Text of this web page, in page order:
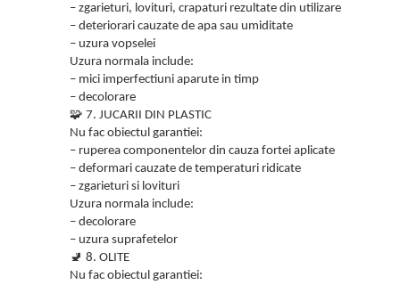
– zgarieturi, lovituri, crapaturi rezultate din utilizare
– deteriorari cauzate de apa sau umiditate
– uzura vopselei
Uzura normala include:
– mici imperfectiuni aparute in timp
– decolorare
🧩 7. JUCARII DIN PLASTIC
Nu fac obiectul garantiei:
– ruperea componentelor din cauza fortei aplicate
– deformari cauzate de temperaturi ridicate
– zgarieturi si lovituri
Uzura normala include:
– decolorare
– uzura suprafetelor
🚽 8. OLITE
Nu fac obiectul garantiei: